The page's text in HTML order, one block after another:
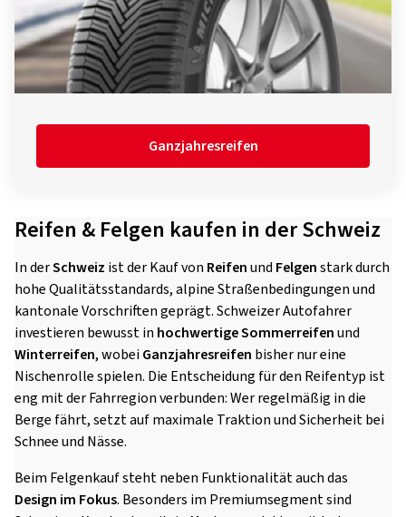
Ganzjahresreifen
Reifen & Felgen kaufen in der Schweiz
In derSchweiz ist der Kauf von Reifenund Felgenstark durch
hohe Qualitätsstandards, alpine Straßenbedingungen und
kantonale Vorschriften geprägt. Schweizer Autofahrer
investieren bewusst in hochwertige Sommerreifenund
Winterreifen, wobeiGanzjahresreifen bisher nur eine
Nischenrolle spielen. Die Entscheidung für den Reifentyp ist
eng mit der Fahrregion verbunden: Wer regelmäßig in die
Berge fährt, setzt auf maximale Traktion und Sicherheit bei
Schnee und Nässe.
Beim Felgenkauf steht neben Funktionalität auch das
Design im Fokus. Besonders im Premiumsegment sind